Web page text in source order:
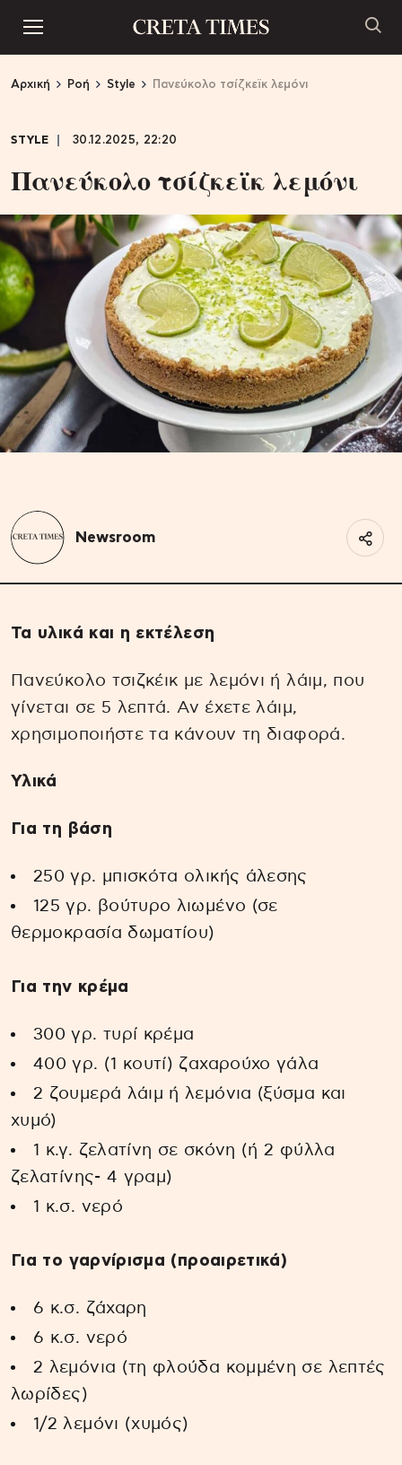
Αρχική Ροή Style Πανεύκολο τσίζκεϊκ λεμόνι
STYLE 30.12.2025, 22:20
Πανεύκολο τσίζκεϊκ λεμόνι
Newsroom
Τα υλικά και η εκτέλεση
Πανεύκολο τσιζκέικ με λεμόνι ή λάιμ, που
γίνεται σε 5 λεπτά. Αν έχετε λάιμ,
χρησιμοποιήστε τα κάνουν τη διαφορά.
Υλικά
Για τη βάση
250 γρ. μπισκότα ολικής άλεσης
125 γρ. βούτυρο λιωμένο (σε
θερμοκρασία δωματίου)
Για την κρέμα
300 γρ. τυρί κρέμα
400 γρ. (1 κουτί) ζαχαρούχο γάλα
2 ζουμερά λάιμ ή λεμόνια (ξύσμα και
χυμό)
1 κ.γ. ζελατίνη σε σκόνη (ή 2 φύλλα
ζελατίνης- 4 γραµ)
1 κ.σ. νερό
Για τo γαρνίρισμα (προαιρετικά)
6 κ.σ. ζάχαρη
6 κ.σ. νερό
2 λεμόνια (τη φλούδα κομμένη σε λεπτές
λωρίδες)
1/2 λεμόνι (χυμός)